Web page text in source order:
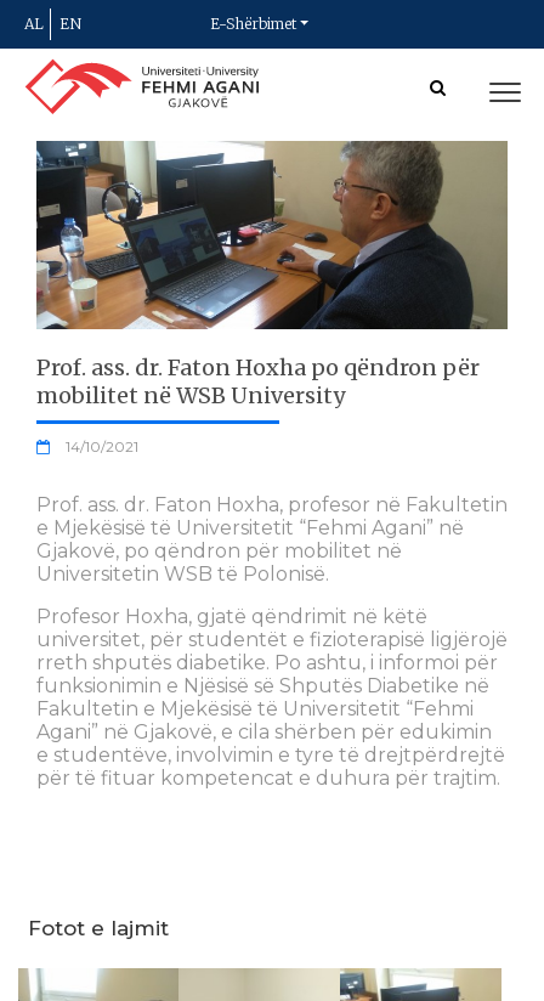
AL EN E-Shërbimet
Prof. ass. dr. Faton Hoxha po qëndron për
mobilitet në WSB University
14/10/2021
Prof. ass. dr. Faton Hoxha, profesor në Fakultetin
e Mjekësisë të Universitetit “Fehmi Agani” në
Gjakovë, po qëndron për mobilitet në
Universitetin WSB të Polonisë.
Profesor Hoxha, gjatë qëndrimit në këtë
universitet, për studentët e fizioterapisë ligjërojë
rreth shputës diabetike. Po ashtu, i informoi për
funksionimin e Njësisë së Shputës Diabetike në
Fakultetin e Mjekësisë të Universitetit “Fehmi
Agani” në Gjakovë, e cila shërben për edukimin
e studentëve, involvimin e tyre të drejtpërdrejtë
për të fituar kompetencat e duhura për trajtim.
Fotot e lajmit